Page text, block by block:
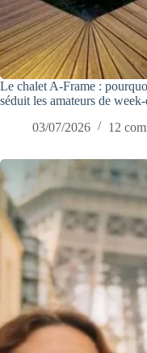
Le chalet A-Frame :
séduit les amateurs de
03/07/2026
12